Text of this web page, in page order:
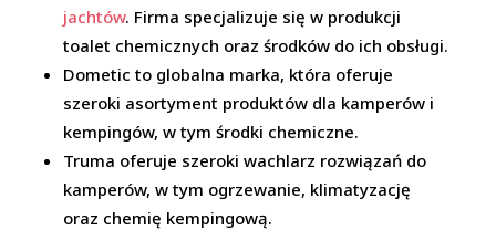
jachtów. Firma specjalizuje się w produkcji
toalet chemicznych oraz środków do ich obsługi.
Dometic to globalna marka, która oferuje
szeroki asortyment produktów dla kamperów i
kempingów, w tym środki chemiczne.
Truma oferuje szeroki wachlarz rozwiązań do
kamperów, w tym ogrzewanie, klimatyzację
oraz chemię kempingową.